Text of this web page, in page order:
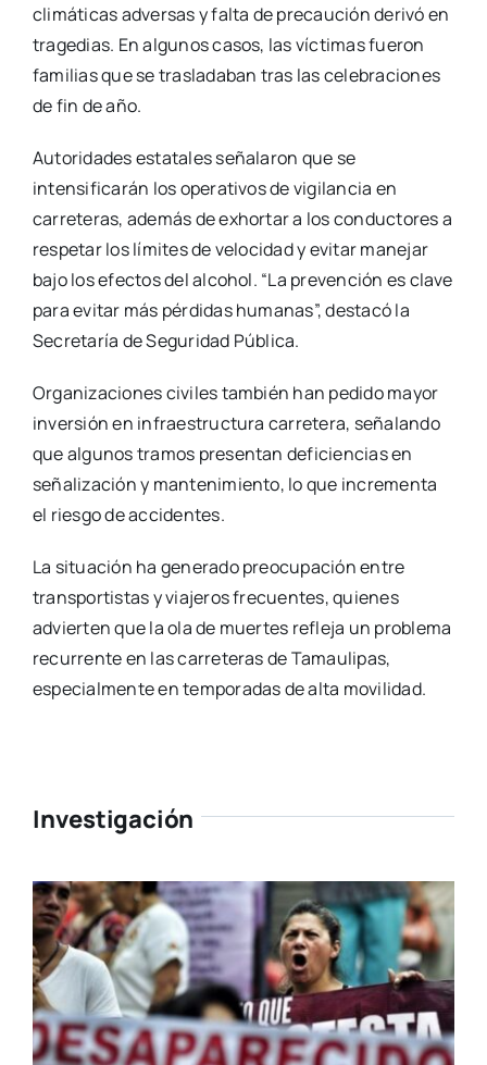
climáticas adversas y falta de precaución derivó en
tragedias. En algunos casos, las víctimas fueron
familias que se trasladaban tras las celebraciones
de fin de año.
Autoridades estatales señalaron que se
intensificarán los operativos de vigilancia en
carreteras, además de exhortar a los conductores a
respetar los límites de velocidad y evitar manejar
bajo los efectos del alcohol. “La prevención es clave
para evitar más pérdidas humanas”, destacó la
Secretaría de Seguridad Pública.
Organizaciones civiles también han pedido mayor
inversión en infraestructura carretera, señalando
que algunos tramos presentan deficiencias en
señalización y mantenimiento, lo que incrementa
el riesgo de accidentes.
La situación ha generado preocupación entre
transportistas y viajeros frecuentes, quienes
advierten que la ola de muertes refleja un problema
recurrente en las carreteras de Tamaulipas,
especialmente en temporadas de alta movilidad.
Investigación